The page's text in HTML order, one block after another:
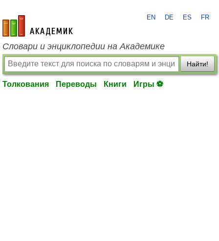
academic.ru
EN DE ES FR
Словари и энциклопедии на Академике
Найти!
Толкования Переводы Книги Игры ⚽